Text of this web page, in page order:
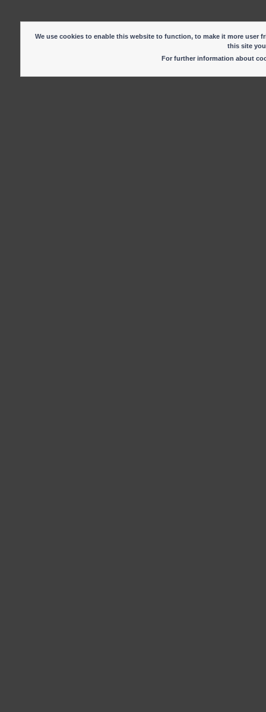
We use cookies to enable this website to function, to make it more
this site
For further information about